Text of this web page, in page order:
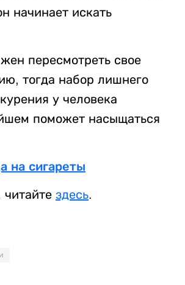
начинает искать
пересмотреть свое
тогда набор лишнего
у человека
поможет насыщаться
на сигареты
здесь.